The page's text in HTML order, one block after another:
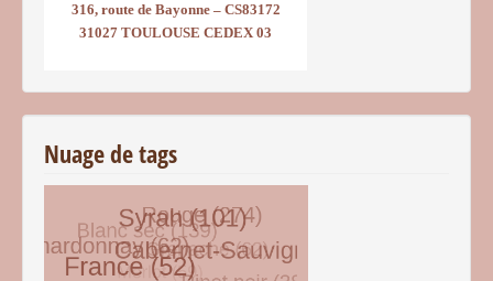
316, route de Bayonne – CS83172
31027 TOULOUSE CEDEX 03
Nuage de tags